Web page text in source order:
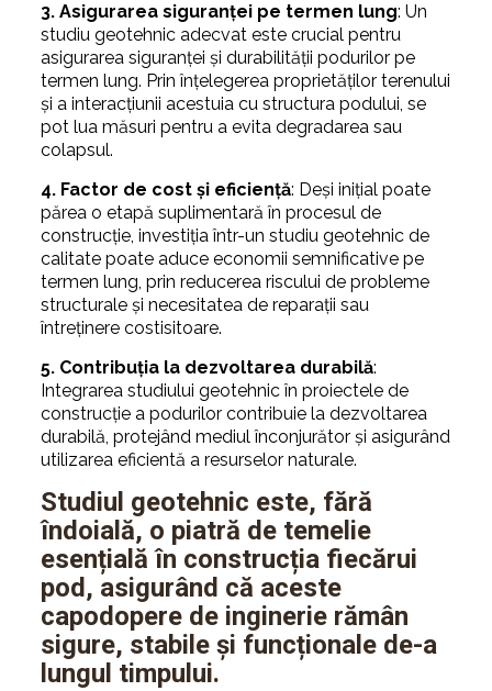
3. Asigurarea siguranței pe termen lung: Un
studiu geotehnic adecvat este crucial pentru
asigurarea siguranței și durabilității podurilor pe
termen lung. Prin înțelegerea proprietăților terenului
și a interacțiunii acestuia cu structura podului, se
pot lua măsuri pentru a evita degradarea sau
colapsul.
4. Factor de cost și eficiență: Deși inițial poate
părea o etapă suplimentară în procesul de
construcție, investiția într-un studiu geotehnic de
calitate poate aduce economii semnificative pe
termen lung, prin reducerea riscului de probleme
structurale și necesitatea de reparații sau
întreținere costisitoare.
5. Contribuția la dezvoltarea durabilă:
Integrarea studiului geotehnic în proiectele de
construcție a podurilor contribuie la dezvoltarea
durabilă, protejând mediul înconjurător și asigurând
utilizarea eficientă a resurselor naturale.
Studiul geotehnic este, fără
îndoială, o piatră de temelie
esențială în construcția fiecărui
pod, asigurând că aceste
capodopere de inginerie rămân
sigure, stabile și funcționale de-a
lungul timpului.